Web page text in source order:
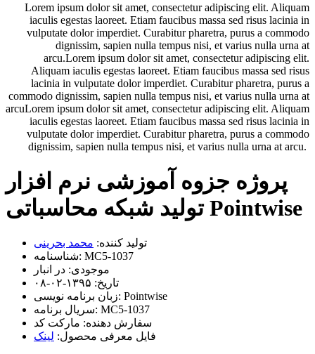
Lorem ipsum dolor sit amet, consectetur adipiscing elit. Aliquam
iaculis egestas laoreet. Etiam faucibus massa sed risus lacinia in
vulputate dolor imperdiet. Curabitur pharetra, purus a commodo
dignissim, sapien nulla tempus nisi, et varius nulla urna at
arcu.Lorem ipsum dolor sit amet, consectetur adipiscing elit.
Aliquam iaculis egestas laoreet. Etiam faucibus massa sed risus
lacinia in vulputate dolor imperdiet. Curabitur pharetra, purus a
commodo dignissim, sapien nulla tempus nisi, et varius nulla urna at
arcuLorem ipsum dolor sit amet, consectetur adipiscing elit. Aliquam
iaculis egestas laoreet. Etiam faucibus massa sed risus lacinia in
vulputate dolor imperdiet. Curabitur pharetra, purus a commodo
dignissim, sapien nulla tempus nisi, et varius nulla urna at arcu.
پروژه جزوه آموزشی نرم افزار
تولید شبکه محاسباتی Pointwise
تولید کننده: محمد بحرینی
شناسنامه: MC5-1037
موجودی: در انبار
تاریخ: ۱۳۹۵-۰۲-۰۸
زبان برنامه نویسی: Pointwise
سریال برنامه: MC5-1037
سفارش دهنده: مارکت کد
فایل معرفی محصول: لینک